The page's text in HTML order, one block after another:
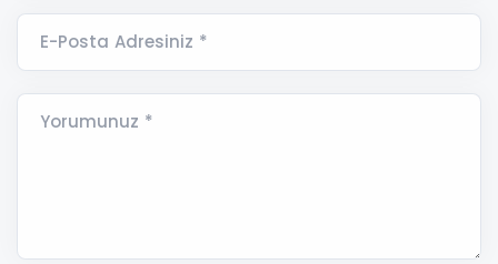
E-Posta Adresiniz *
Yorumunuz *